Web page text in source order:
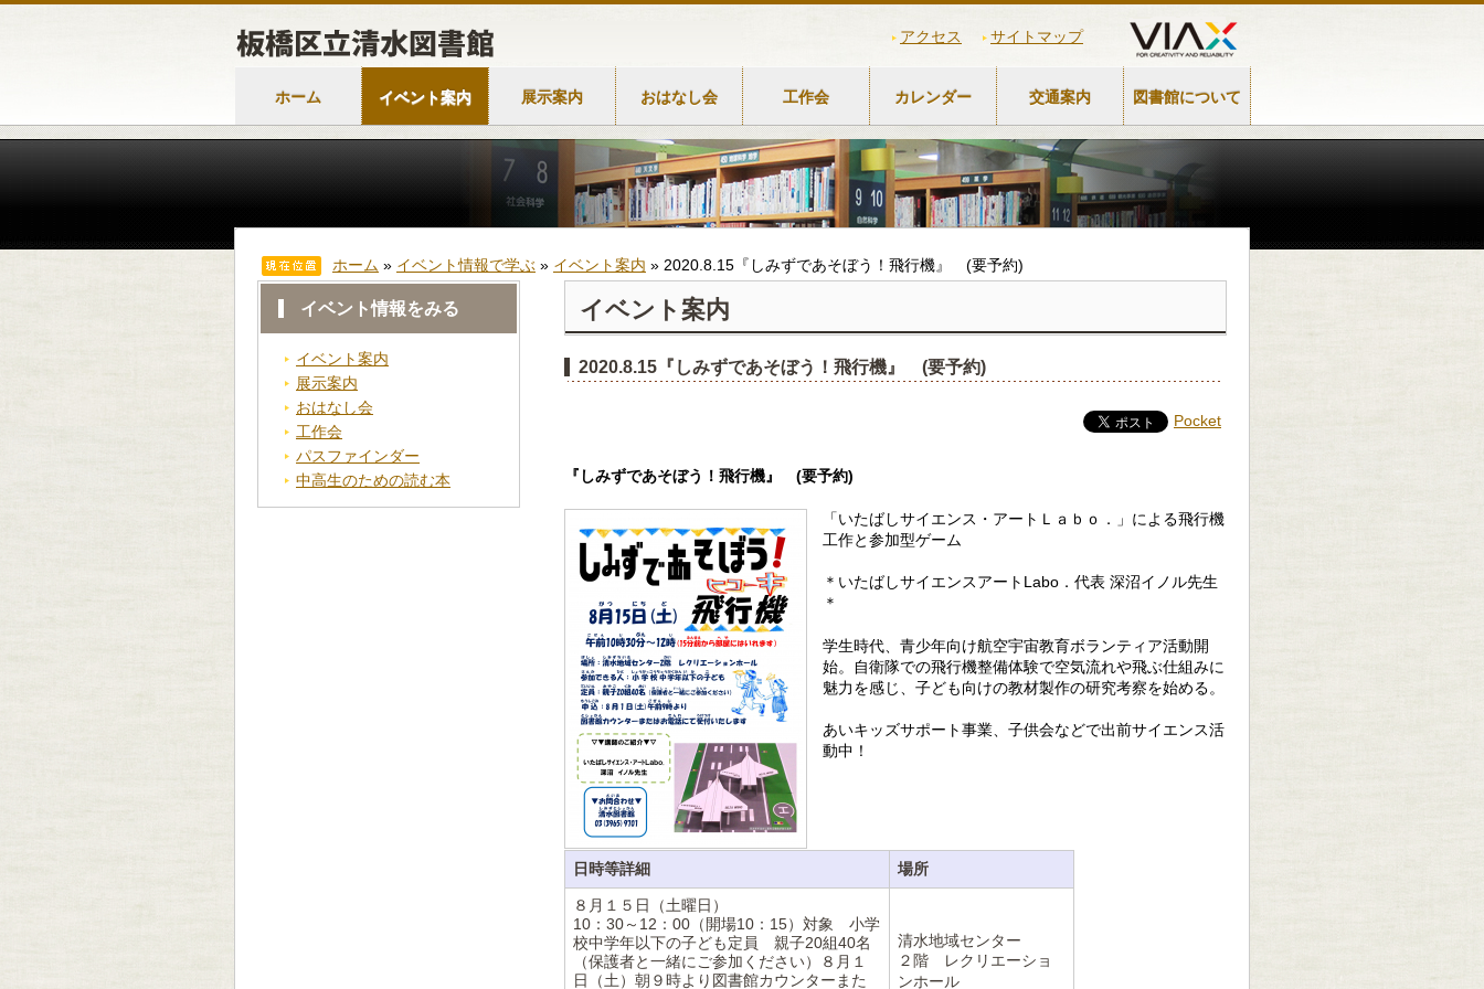
アクセス サイトマップ
ホーム イベント案内 展示案内 おはなし会 工作会 カレンダー 交通案内 図書館について
ホーム » イベント情報で学ぶ » イベント案内 » 2020.8.15『しみずであそぼう！飛行機』 (要予約)
イベント情報をみる
イベント案内
展示案内
おはなし会
工作会
パスファインダー
中高生のための読む本
イベント案内
2020.8.15『しみずであそぼう！飛行機』 (要予約)
Pocket
『しみずであそぼう！飛行機』 (要予約)
「いたばしサイエンス・アートＬａｂｏ．」による飛行機
工作と参加型ゲーム
＊いたばしサイエンスアートLabo．代表 深沼イノル先生
＊
学生時代、青少年向け航空宇宙教育ボランティア活動開
始。自衛隊での飛行機整備体験で空気流れや飛ぶ仕組みに
魅力を感じ、子ども向けの教材製作の研究考察を始める。
あいキッズサポート事業、子供会などで出前サイエンス活
動中！
日時等詳細 場所
８月１５日（土曜日）
10：30～12：00（開場10：15）対象 小学
校中学年以下の子ども定員 親子20組40名
（保護者と一緒にご参加ください）８月１
日（土）朝９時より図書館カウンターまた
清水地域センター
２階 レクリエーショ
ンホール